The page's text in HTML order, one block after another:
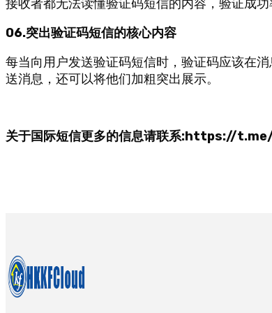
接收者都无法读懂验证码短信的内容，验证成功
06.突出验证码短信的核心内容
每当向用户发送验证码短信时，验证码应该在
送消息，还可以将他们加粗突出展示。
关于国际短信更多的信息请联系:https://